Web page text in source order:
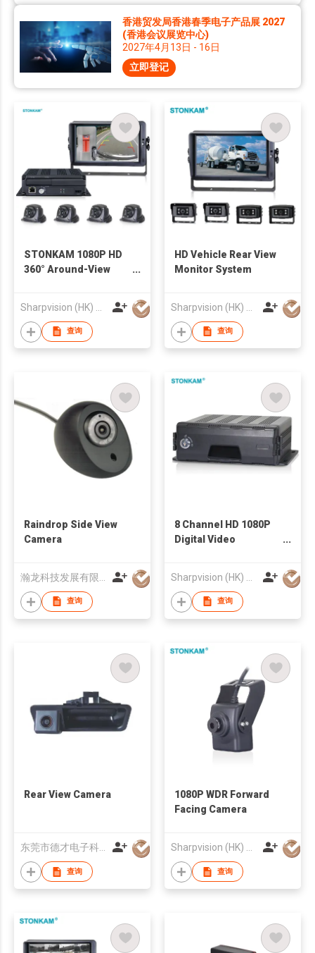
香港贸发局香港春季电子产品展 2027
(香港会议展览中心)
2027年4月13日 - 16日
立即登记
STONKAM 1080P HD
360° Around-View
查询
HD Vehicle Rear View
Monitor System
查询
Raindrop Side View
Camera
查询
8 Channel HD 1080P
Digital Video
查询
Rear View Camera
东莞市德才电子科技有限公司
查询
1080P WDR Forward
Facing Camera
Sharpvision (HK) Co
查询